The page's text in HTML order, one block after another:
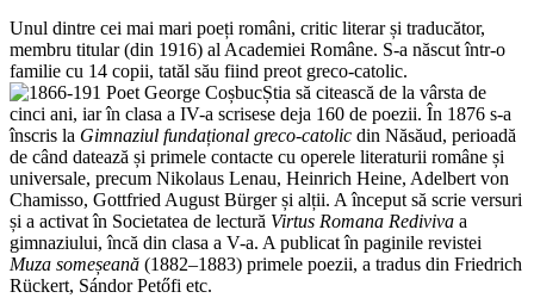
Unul dintre cei mai mari poeți români, critic literar și traducător,
membru titular (din 1916) al Academiei Române. S-a născut într-o
familie cu 14 copii, tatăl său fiind preot greco-catolic.
Știa să citească de la vârsta de
cinci ani, iar în clasa a IV-a scrisese deja 160 de poezii. În 1876 s-a
înscris la Gimnaziul fundațional greco-catolic din Năsăud, perioadă
de când datează și primele contacte cu operele literaturii române și
universale, precum Nikolaus Lenau, Heinrich Heine, Adelbert von
Chamisso, Gottfried August Bürger și alții. A început să scrie versuri
și a activat în Societatea de lectură Virtus Romana Rediviva a
gimnaziului, încă din clasa a V-a. A publicat în paginile revistei
Muza someșeană (1882–1883) primele poezii, a tradus din Friedrich
Rückert, Sándor Petőfi etc.